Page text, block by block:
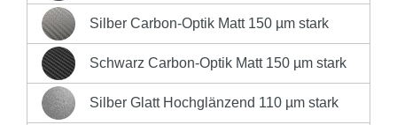
Silber Carbon-Optik Matt 150 µm stark
Silber Carbon-Optik Matt 150 µm stark
Schwarz Carbon-Optik Matt 150 µm stark
Schwarz Carbon-Optik Matt 150 µm stark
Silber Glatt Hochglänzend 110 µm stark
Silber Glatt Hochglänzend 110 µm stark
Sofort versandfertig, Lieferzeit 1-3 Werktage innerhalb
Deutschlands **
Produktnummer: